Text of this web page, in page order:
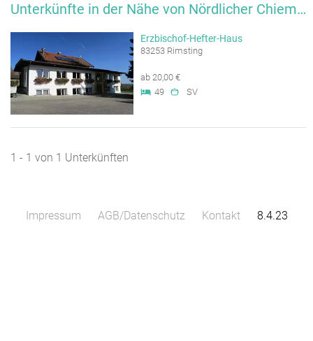
Unterkünfte in der Nähe von Nördlicher Chiemgau
Erzbischof-Hefter-Haus
83253 Rimsting
ab 20,00 €
49
SV
1 - 1 von 1 Unterkünften
Impressum AGB/Datenschutz Kontakt 8.4.23